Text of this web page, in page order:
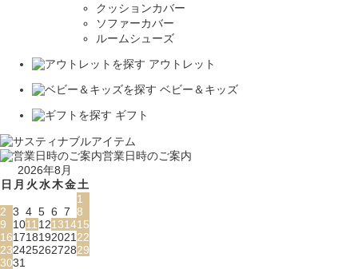
クッションカバー
ソファーカバー
ルームシューズ
アウトレット
ベビー＆キッズ
ギフト
営業日時のご案内
2026年8月
日 月 火水木金土
1
2 3 4 5 6 7 8
9
1011 12131415
161718192021 22
23242526272829
3031